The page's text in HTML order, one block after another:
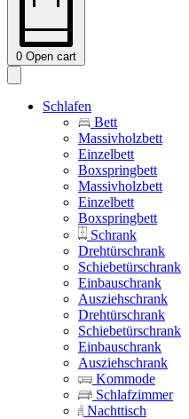
0 Open cart
Schlafen
Bett
Massivholzbett
Einzelbett
Boxspringbett
Massivholzbett
Einzelbett
Boxspringbett
Schrank
Drehtürschrank
Schiebetürschrank
Einbauschrank
Ausziehschrank
Drehtürschrank
Schiebetürschrank
Einbauschrank
Ausziehschrank
Kommode
Schlafzimmer
Nachttisch